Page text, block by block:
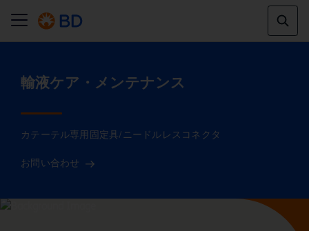
カテーテル専用固定具/ニードルレスコネクタ
お問い合わせ